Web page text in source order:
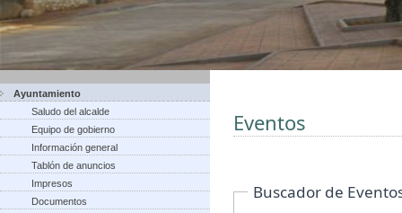
Ayuntamiento
Saludo del alcalde
Equipo de gobierno
Información general
Tablón de anuncios
Impresos
Documentos
Eventos
Buscador de